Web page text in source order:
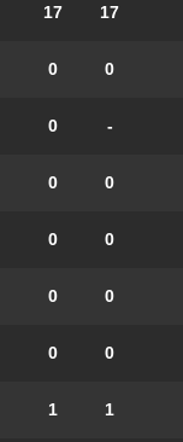
17
17
0
0
-
0
0
0
0
0
0
0
0
0
1
1